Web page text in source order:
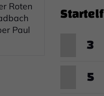
Roten
Paul
Startelf
3
5